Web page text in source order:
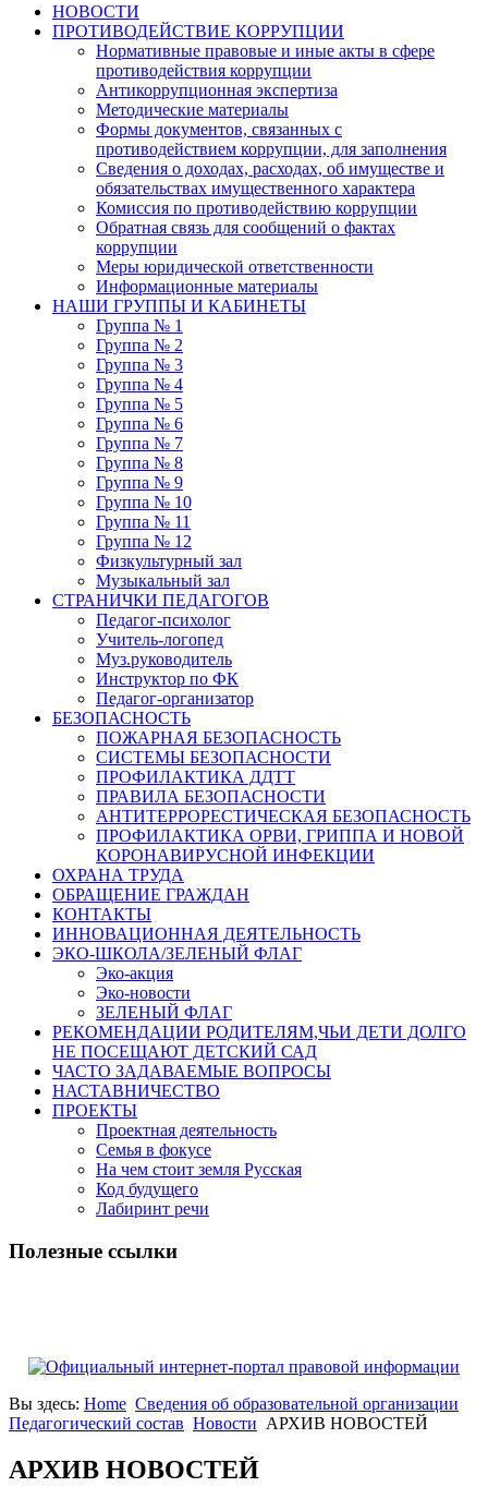
НОВОСТИ
ПРОТИВОДЕЙСТВИЕ КОРРУПЦИИ
Нормативные правовые и иные акты в сфере
противодействия коррупции
Антикоррупционная экспертиза
Методические материалы
Формы документов, связанных с
противодействием коррупции, для заполнения
Сведения о доходах, расходах, об имуществе и
обязательствах имущественного характера
Комиссия по противодействию коррупции
Обратная связь для сообщений о фактах
коррупции
Меры юридической ответственности
Информационные материалы
НАШИ ГРУППЫ И КАБИНЕТЫ
Группа № 1
Группа № 2
Группа № 3
Группа № 4
Группа № 5
Группа № 6
Группа № 7
Группа № 8
Группа № 9
Группа № 10
Группа № 11
Группа № 12
Физкультурный зал
Музыкальный зал
СТРАНИЧКИ ПЕДАГОГОВ
Педагог-психолог
Учитель-логопед
Муз.руководитель
Инструктор по ФК
Педагог-организатор
БЕЗОПАСНОСТЬ
ПОЖАРНАЯ БЕЗОПАСНОСТЬ
СИСТЕМЫ БЕЗОПАСНОСТИ
ПРОФИЛАКТИКА ДДТТ
ПРАВИЛА БЕЗОПАСНОСТИ
АНТИТЕРРОРЕСТИЧЕСКАЯ БЕЗОПАСНОСТЬ
ПРОФИЛАКТИКА ОРВИ, ГРИППА И НОВОЙ
КОРОНАВИРУСНОЙ ИНФЕКЦИИ
ОХРАНА ТРУДА
ОБРАЩЕНИЕ ГРАЖДАН
КОНТАКТЫ
ИННОВАЦИОННАЯ ДЕЯТЕЛЬНОСТЬ
ЭКО-ШКОЛА/ЗЕЛЕНЫЙ ФЛАГ
Эко-акция
Эко-новости
ЗЕЛЕНЫЙ ФЛАГ
РЕКОМЕНДАЦИИ РОДИТЕЛЯМ,ЧЬИ ДЕТИ ДОЛГО
НЕ ПОСЕЩАЮТ ДЕТСКИЙ САД
ЧАСТО ЗАДАВАЕМЫЕ ВОПРОСЫ
НАСТАВНИЧЕСТВО
ПРОЕКТЫ
Проектная деятельность
Семья в фокусе
На чем стоит земля Русская
Код будущего
Лабиринт речи
Полезные ссылки
Вы здесь: Home Сведения об образовательной организации
Педагогический состав Новости АРХИВ НОВОСТЕЙ
АРХИВ НОВОСТЕЙ